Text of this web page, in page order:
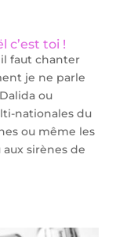
c’est toi !
faut chanter
je ne parle
ou
nationales du
ou même les
sirènes de